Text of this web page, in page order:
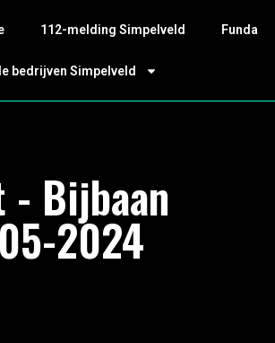
112-melding Simpelveld Funda
bedrijven Simpelveld
- Bijbaan
2024